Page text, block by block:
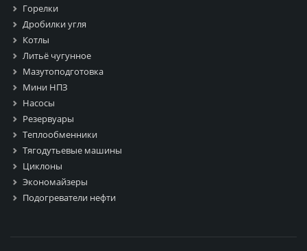
Горелки
Дробилки угля
Котлы
Литьё чугунное
Мазутоподготовка
Мини НПЗ
Насосы
Резервуары
Теплообменники
Тягодутьевые машины
Циклоны
Экономайзеры
Подогреватели нефти